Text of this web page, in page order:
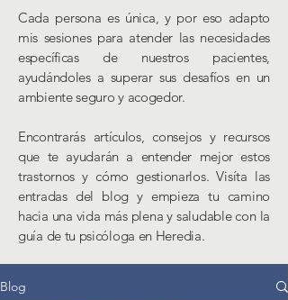
Cada persona es única, y por eso adapto
mis sesiones para atender las necesidades
específicas de nuestros pacientes,
ayudándoles a superar sus desafíos en un
ambiente seguro y acogedor.
Encontrarás artículos, consejos y recursos
que te ayudarán a entender mejor estos
trastornos y cómo gestionarlos. Visíta las
entradas del blog y empieza tu camino
hacia una vida más plena y saludable con la
guía de tu psicóloga en Heredia.
Blog